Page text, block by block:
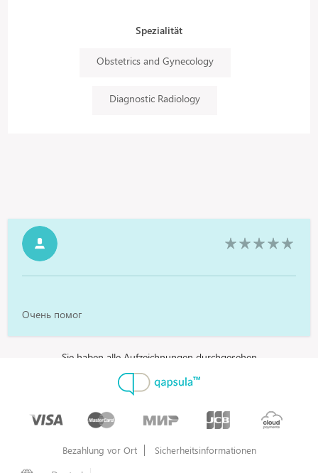
Spezialität
Obstetrics and Gynecology
Diagnostic Radiology
Очень помог
Sie haben alle Aufzeichnungen durchgesehen
Bezahlung vor Ort Sicherheitsinformationen